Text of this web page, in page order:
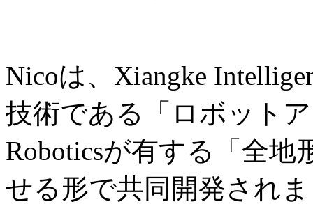
Nicoは、Xiangke
技術である「ロボット
Roboticsが有する「全
せる形で共同開発され